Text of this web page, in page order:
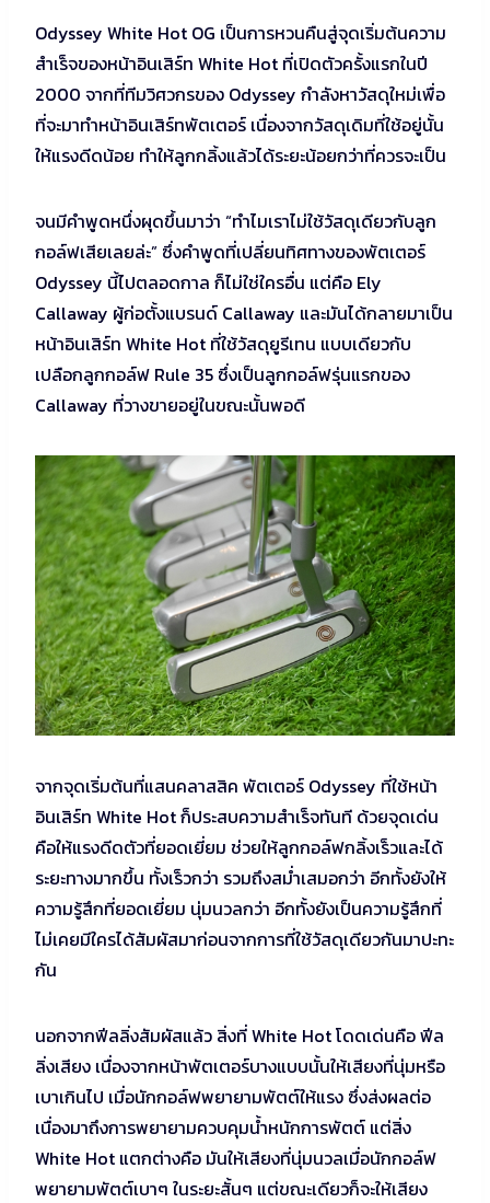
Odyssey White Hot OG เป็นการหวนคืนสู่จุดเริ่มต้นความ
สำเร็จของหน้าอินเสิร์ท White Hot ที่เปิดตัวครั้งแรกในปี
2000 จากที่ทีมวิศวกรของ Odyssey กำลังหาวัสดุใหม่เพื่อ
ที่จะมาทำหน้าอินเสิร์ทพัตเตอร์ เนื่องจากวัสดุเดิมที่ใช้อยู่นั้น
ให้แรงดีดน้อย ทำให้ลูกกลิ้งแล้วได้ระยะน้อยกว่าที่ควรจะเป็น
จนมีคำพูดหนึ่งผุดขึ้นมาว่า “ทำไมเราไม่ใช้วัสดุเดียวกับลูก
กอล์ฟเสียเลยล่ะ” ซึ่งคำพูดที่เปลี่ยนทิศทางของพัตเตอร์
Odyssey นี้ไปตลอดกาล ก็ไม่ใช่ใครอื่น แต่คือ Ely
Callaway ผู้ก่อตั้งแบรนด์ Callaway และมันได้กลายมาเป็น
หน้าอินเสิร์ท White Hot ที่ใช้วัสดุยูรีเทน แบบเดียวกับ
เปลือกลูกกอล์ฟ Rule 35 ซึ่งเป็นลูกกอล์ฟรุ่นแรกของ
Callaway ที่วางขายอยู่ในขณะนั้นพอดี
จากจุดเริ่มต้นที่แสนคลาสสิค พัตเตอร์ Odyssey ที่ใช้หน้า
อินเสิร์ท White Hot ก็ประสบความสำเร็จทันที ด้วยจุดเด่น
คือให้แรงดีดตัวที่ยอดเยี่ยม ช่วยให้ลูกกอล์ฟกลิ้งเร็วและได้
ระยะทางมากขึ้น ทั้งเร็วกว่า รวมถึงสม่ำเสมอกว่า อีกทั้งยังให้
ความรู้สึกที่ยอดเยี่ยม นุ่มนวลกว่า อีกทั้งยังเป็นความรู้สึกที่
ไม่เคยมีใครได้สัมผัสมาก่อนจากการที่ใช้วัสดุเดียวกันมาปะทะ
กัน
นอกจากฟีลลิ่งสัมผัสแล้ว สิ่งที่ White Hot โดดเด่นคือ ฟีล
ลิ่งเสียง เนื่องจากหน้าพัตเตอร์บางแบบนั้นให้เสียงที่นุ่มหรือ
เบาเกินไป เมื่อนักกอล์ฟพยายามพัตต์ให้แรง ซึ่งส่งผลต่อ
เนื่องมาถึงการพยายามควบคุมน้ำหนักการพัตต์ แต่สิ่ง
White Hot แตกต่างคือ มันให้เสียงที่นุ่มนวลเมื่อนักกอล์ฟ
พยายามพัตต์เบาๆ ในระยะสั้นๆ แต่ขณะเดียวก็จะให้เสียง